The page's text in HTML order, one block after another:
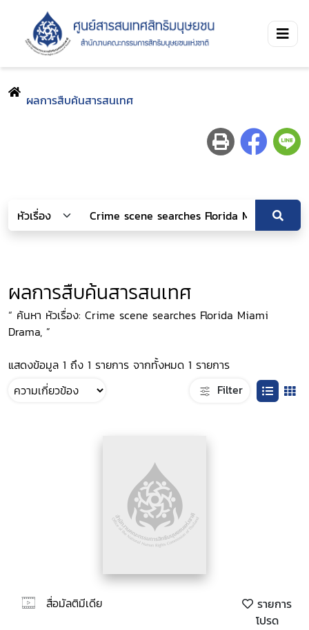
ผลการสืบค้นสารสนเทศ
ผลการสืบค้นสารสนเทศ
“ ค้นหา หัวเรื่อง: Crime scene searches Florida Miami
Drama, ”
แสดงข้อมูล 1 ถึง 1 รายการ จากทั้งหมด 1 รายการ
Filter
สื่อมัลติมีเดีย
รายการ
โปรด